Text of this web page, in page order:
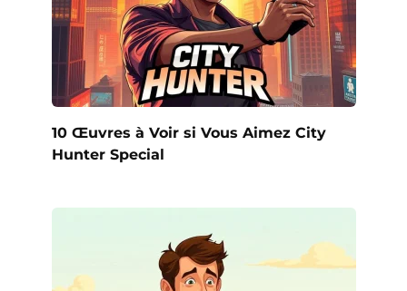
10 Œuvres à Voir si Vous Aimez City
Hunter Special